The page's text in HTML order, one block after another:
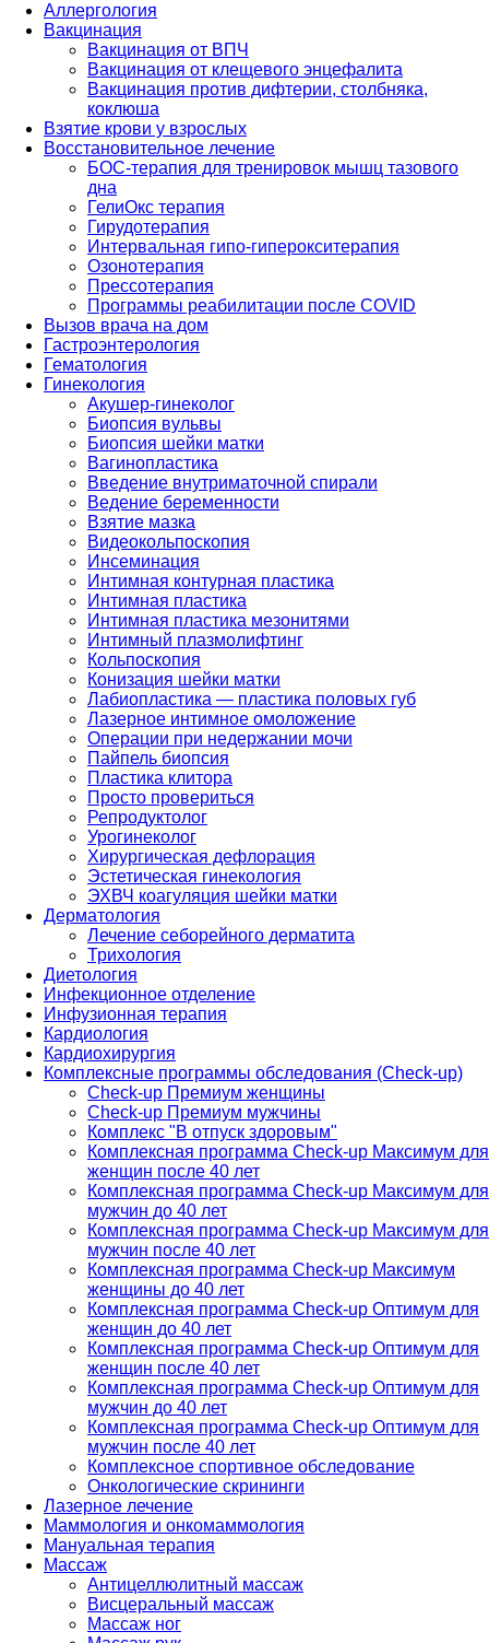
Аллергология
Вакцинация
Вакцинация от ВПЧ
Вакцинация от клещевого энцефалита
Вакцинация против дифтерии, столбняка,
коклюша
Взятие крови у взрослых
Восстановительное лечение
БОС-терапия для тренировок мышц тазового
дна
ГелиОкс терапия
Гирудотерапия
Интервальная гипо-гиперокситерапия
Озонотерапия
Прессотерапия
Программы реабилитации после СOVID
Вызов врача на дом
Гастроэнтерология
Гематология
Гинекология
Акушер-гинеколог
Биопсия вульвы
Биопсия шейки матки
Вагинопластика
Введение внутриматочной спирали
Ведение беременности
Взятие мазка
Видеокольпоскопия
Инсеминация
Интимная контурная пластика
Интимная пластика
Интимная пластика мезонитями
Интимный плазмолифтинг
Кольпоскопия
Конизация шейки матки
Лабиопластика — пластика половых губ
Лазерное интимное омоложение
Операции при недержании мочи
Пайпель биопсия
Пластика клитора
Просто провериться
Репродуктолог
Урогинеколог
Хирургическая дефлорация
Эстетическая гинекология
ЭХВЧ коагуляция шейки матки
Дерматология
Лечение себорейного дерматита
Трихология
Диетология
Инфекционное отделение
Инфузионная терапия
Кардиология
Кардиохирургия
Комплексные программы обследования (Check-up)
Check-up Премиум женщины
Check-up Премиум мужчины
Комплекс "В отпуск здоровым"
Комплексная программа Check-up Максимум для
женщин после 40 лет
Комплексная программа Check-up Максимум для
мужчин до 40 лет
Комплексная программа Check-up Максимум для
мужчин после 40 лет
Комплексная программа Check-up Максимум
женщины до 40 лет
Комплексная программа Check-up Оптимум для
женщин до 40 лет
Комплексная программа Check-up Оптимум для
женщин после 40 лет
Комплексная программа Check-up Оптимум для
мужчин до 40 лет
Комплексная программа Check-up Оптимум для
мужчин после 40 лет
Комплексное спортивное обследование
Онкологические скрининги
Лазерное лечение
Маммология и онкомаммология
Мануальная терапия
Массаж
Антицеллюлитный массаж
Висцеральный массаж
Массаж ног